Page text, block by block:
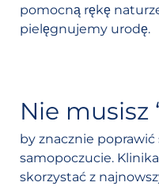
pomocną rękę
pielęgnujemy urodę.
Nie musisz
by znacznie
samopoczucie.
skorzystać z